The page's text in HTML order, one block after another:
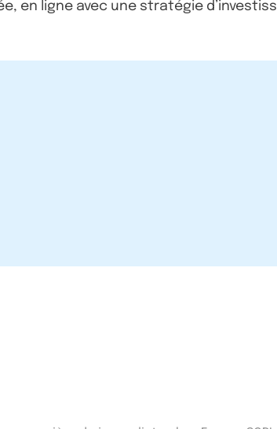
en ligne avec une stratégie